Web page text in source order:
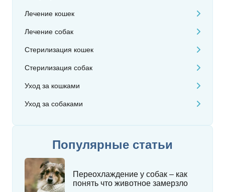
Лечение кошек
Лечение собак
Стерилизация кошек
Стерилизация собак
Уход за кошками
Уход за собаками
Популярные статьи
Переохлаждение у собак – как
понять что животное замерзло